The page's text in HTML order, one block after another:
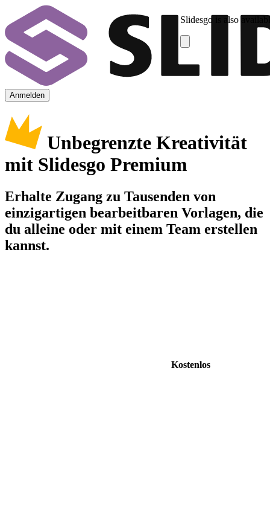
Slidesgo is also
Anmelden
Unbegrenzte Kreativität
mit Slidesgo Premium
Erhalte Zugang zu Tausenden von
einzigartigen bearbeitbaren Vorlagen, die
du alleine oder mit einem Team erstellen
kannst.
Kostenlos